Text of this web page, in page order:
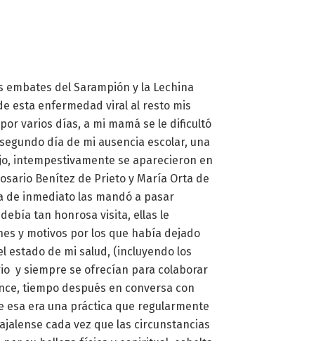
del Sarampión y la Lechina
esta enfermedad viral al resto mis
varios días, a mi mamá se le dificultó
día de mi ausencia escolar, una
intempestivamente se aparecieron en
Benítez de Prieto y María Orta de
de inmediato las mandó a pasar
tan honrosa visita, ellas le
y motivos por los que había dejado
estado de mi salud, (incluyendo los
y siempre se ofrecían para colaborar
tiempo después en conversa con
esa era una práctica que regularmente
cada vez que las circunstancias